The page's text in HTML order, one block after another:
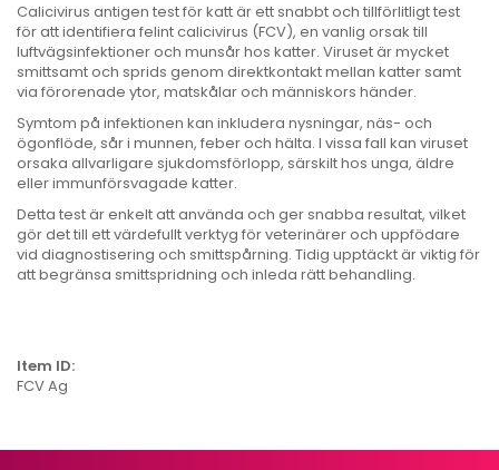
Calicivirus antigen test för katt är ett snabbt och tillförlitligt test
för att identifiera felint calicivirus (FCV), en vanlig orsak till
luftvägsinfektioner och munsår hos katter. Viruset är mycket
smittsamt och sprids genom direktkontakt mellan katter samt
via förorenade ytor, matskålar och människors händer.
Symtom på infektionen kan inkludera nysningar, näs- och
ögonflöde, sår i munnen, feber och hälta. I vissa fall kan viruset
orsaka allvarligare sjukdomsförlopp, särskilt hos unga, äldre
eller immunförsvagade katter.
Detta test är enkelt att använda och ger snabba resultat, vilket
gör det till ett värdefullt verktyg för veterinärer och uppfödare
vid diagnostisering och smittspårning. Tidig upptäckt är viktig för
att begränsa smittspridning och inleda rätt behandling.
Item ID:
FCV Ag